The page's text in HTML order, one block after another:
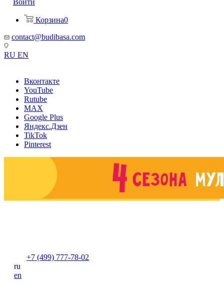
Корзина0
contact@budibasa.com
RU EN
Вконтакте
YouTube
Rutube
MAX
Google Plus
Яндекс.Дзен
TikTok
Pinterest
+7 (499) 777-78-02
ru
en